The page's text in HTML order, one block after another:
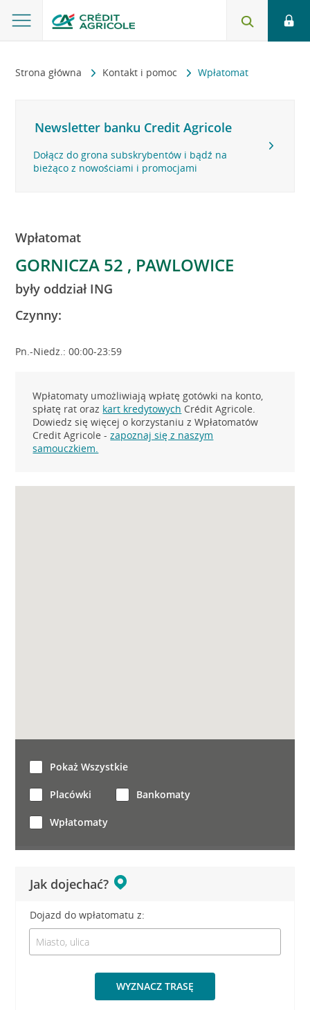
Strona główna Kontakt i pomoc Wpłatomat
Newsletter banku Credit Agricole
Dołącz do grona subskrybentów i bądź na
bieżąco z nowościami i promocjami
Wpłatomat
GORNICZA 52 , PAWLOWICE
były oddział ING
Czynny:
Pn.-Niedz.: 00:00-23:59
Wpłatomaty umożliwiają wpłatę gotówki na konto,
spłatę rat oraz kart kredytowych Crédit Agricole.
Dowiedz się więcej o korzystaniu z Wpłatomatów
Credit Agricole -zapoznaj się z naszym
samouczkiem.
Jak dojechać?
Dojazd do wpłatomatu z:
WYZNACZ TRASĘ
Pokaż Wszystkie
Placówki Bankomaty
Wpłatomaty